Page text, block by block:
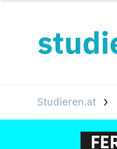
Studieren.at